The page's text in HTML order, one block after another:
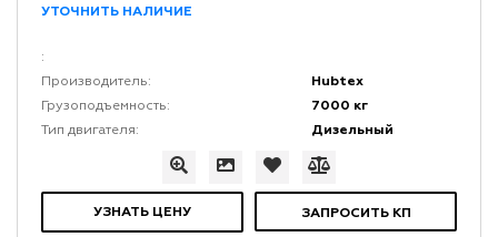
УТОЧНИТЬ НАЛИЧИЕ
:
Производитель:
Hubtex
Грузоподъемность: 7000 кг
Тип двигателя: Дизельный
УЗНАТЬ ЦЕНУ ЗАПРОСИТЬ КП